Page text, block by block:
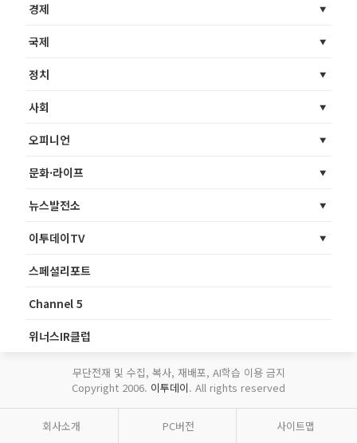
경제
국제
정치
사회
오피니언
문화·라이프
뉴스발전소
이투데이TV
스페셜리포트
Channel 5
위너스IR클럽
무단전재 및 수집, 복사, 재배포, AI학습 이용 금지
Copyright 2006. 이투데이. All rights reserved
회사소개 PC버전 사이트맵